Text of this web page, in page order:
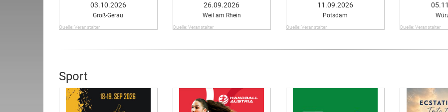
03.10.2026
Groß-Gerau
Quelle: Veranstalter
26.09.2026
Weil am Rhein
Quelle: Veranstalter
11.09.2026
Potsdam
Quelle: Veranstalter Quelle: Veranstalter
Sport